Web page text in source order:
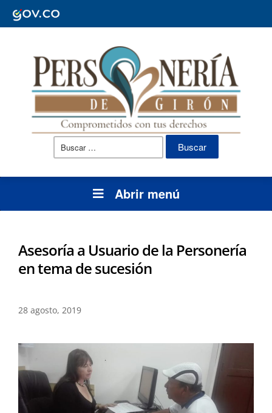
Buscar:
Abrir menú
Asesoría a Usuario de la Personería
en tema de sucesión
28 agosto, 2019